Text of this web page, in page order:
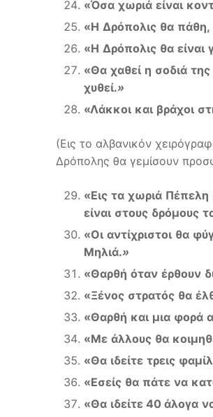
«Όσα χωριά είναι
«Η Δρόπολις θα πάθη,
«Η Δρόπολις θα είναι
«Θα χαθεί η σοδιά της
χυθεί.»
«Λάκκοι και βράχοι
(Εις το αλβανικόν
Δρόπολης θα γεμίσουν
«Εις τα χωριά Πέπελη
είναι στους δρόμους
«Οι αντίχριστοι θα
Μηλιά.»
«Θαρθή όταν έρθουν
«Ξένος στρατός θα
«Θαρθή και μια φορά
«Με άλλους θα
«Θα ιδείτε τρεις
«Εσείς θα πάτε να
«Θα ιδείτε 40 άλογα